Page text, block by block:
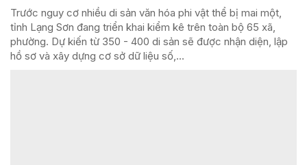
Trước nguy cơ nhiều di sản văn hóa phi vật thể bị mai một,
tỉnh Lạng Sơn đang triển khai kiểm kê trên toàn bộ 65 xã,
phường. Dự kiến từ 350 - 400 di sản sẽ được nhận diện, lập
hồ sơ và xây dựng cơ sở dữ liệu số,...